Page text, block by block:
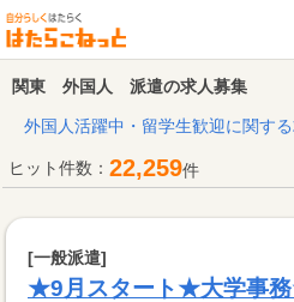
関東 外国人 派遣の求人募集
外国人活躍中・留学生歓迎に関す
ヒット件数： 22,259件
[一般派遣]
★9月スタート★大学事